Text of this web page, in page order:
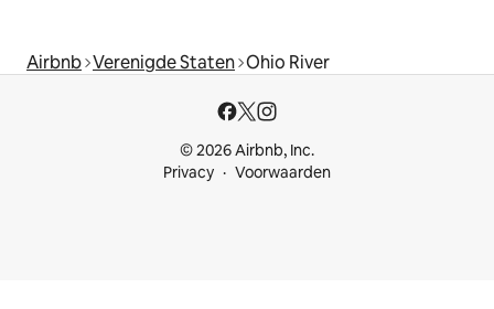
Airbnb Verenigde Staten Ohio River
© 2026 Airbnb, Inc.
Privacy
Voorwaarden